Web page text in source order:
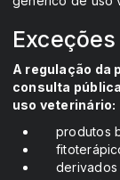
Exceções
A regulação da
consulta
uso veterinário:
produtos
derivados